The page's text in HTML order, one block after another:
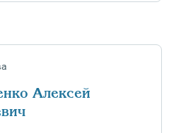
Алексей